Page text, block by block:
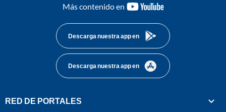
Más contenido en
youtube-
Descarga nuestra app en
Descarga nuestra app en
RED DE PORTALES